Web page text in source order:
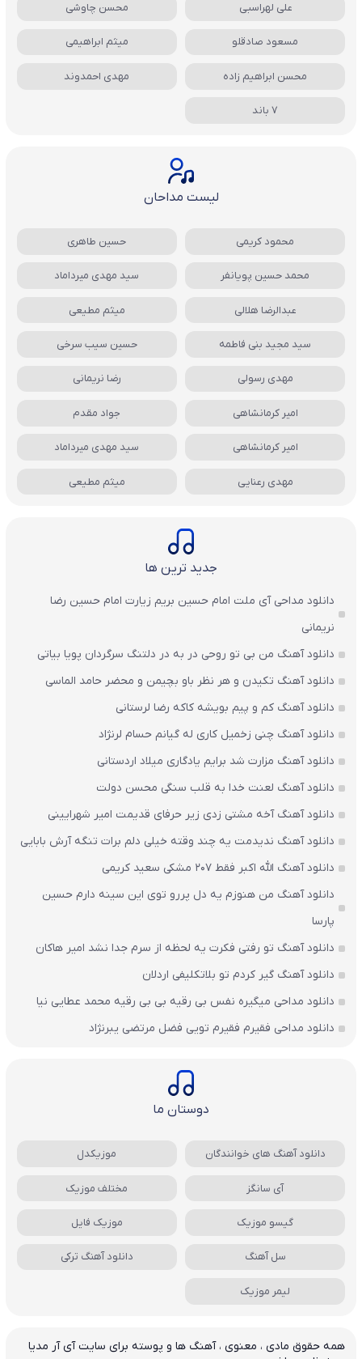
علی لهراسبی محسن چاوشی
مسعود صادقلو میثم ابراهیمی
محسن ابراهیم زاده مهدی احمدوند
7 باند
لیست مداحان
محمود کریمی حسین طاهری
محمد حسین پویانفر سید مهدی میرداماد
عبدالرضا هلالی میثم مطیعی
سید مجید بنی فاطمه حسین سیب سرخی
مهدی رسولی رضا نریمانی
امیر کرمانشاهی جواد مقدم
امیر کرمانشاهی سید مهدی میرداماد
مهدی رعنایی میثم مطیعی
جدید ترین ها
دانلود مداحی آی ملت امام حسین بریم زیارت امام حسین رضا
نریمانی
دانلود آهنگ من بی تو روحی در به در دلتنگ سرگردان پویا بیاتی
دانلود آهنگ تکیدن و هر نظر باو بچیمن و محضر حامد الماسی
دانلود آهنگ کم و پیم بویشه کاکه رضا لرستانی
دانلود آهنگ چنی زخمیل کاری له گیانم حسام لرنژاد
دانلود آهنگ مزارت شد برایم یادگاری میلاد اردستانی
دانلود آهنگ لعنت خدا به قلب سنگی محسن دولت
دانلود آهنگ آخه مشتی زدی زیر حرفای قدیمت امیر شهرایینی
دانلود آهنگ ندیدمت یه چند وقته خیلی دلم برات تنگه آرش بابایی
دانلود آهنگ الله اکبر فقط 207 مشکی سعید کریمی
دانلود آهنگ من هنوزم یه دل پررو توی این سینه دارم حسین
پارسا
دانلود آهنگ تو رفتی فکرت یه لحظه از سرم جدا نشد امیر هاکان
دانلود آهنگ گیر کردم تو بلاتکلیفی اردلان
دانلود مداحی میگیره نفس بی رقیه بی بی رقیه محمد عطایی نیا
دانلود مداحی فقیرم فقیرم تویی فضل مرتضی یبرنژاد
دوستان ما
دانلود آهنگ های خوانندگان موزیکدل
آی سانگز مختلف موزیک
گیسو موزیک موزیک فایل
سل آهنگ دانلود آهنگ ترکی
لیمر موزیک
همه حقوق مادی ، معنوی ، آهنگ ها و پوسته برای سایت آی آر مدیا